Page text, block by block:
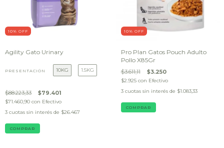
10% OFF
Agility Gato Urinary
PRESENTACIÓN 10KG 1.5KG
$88.223,33 $79.401
$71.460,90 con Efectivo
3 cuotas sin interés de $26.467
COMPRAR
10% OFF
Pro Plan Gatos Pouch Adulto
Pollo X85Gr
$3.611,11 $3.250
$2.925 con Efectivo
3 cuotas sin interés de $1.083,33